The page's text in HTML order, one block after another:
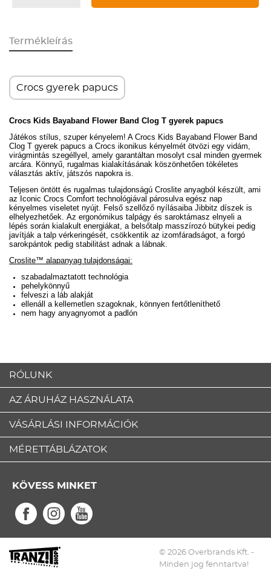
Termékleírás
Crocs gyerek papucs
Crocs Kids Bayaband Flower Band Clog T gyerek papucs
Játékos stílus, szuper kényelem! A Crocs Kids Bayaband Flower Band
Clog T gyerek papucs a Crocs ikonikus kényelmét ötvözi egy vidám,
virágmintás szegéllyel, amely garantáltan mosolyt csal minden gyermek
arcára. Könnyű, rugalmas kialakításának köszönhetően tökéletes
választás aktív, játszós napokra is.
Teljesen öntött és rugalmas tulajdonságú Croslite anyagból készült, ami
az Iconic Crocs Comfort technológiával párosulva egész nap
kényelmes viseletet nyújt. Felső szellőző nyílásaiba Jibbitz díszek is
elhelyezhetőek. Az ergonómikus talpágy és saroktámasz elnyeli a
lépés során kialakult energiákat, a belsőtalp masszírozó bütykei pedig
javítják a talp vérkeringését, csökkentik az izomfáradságot, a forgó
sarokpántok pedig stabilitást adnak a lábnak.
Croslite™ alapanyag tulajdonságai:
szabadalmaztatott technológia
pehelykönnyű
felveszi a láb alakját
ellenáll a kellemetlen szagoknak, könnyen fertőtleníthető
nem hagy anyagnyomot a padlón
RÓLUNK
AZ ÁRUHÁZ HASZNÁLATA
VÁSÁRLÁSI INFORMÁCIÓK
MÉRETTÁBLÁZATOK
KÖVESS MINKET
© 2026 Overbrands Kft. -
Minden jog fenntartva!